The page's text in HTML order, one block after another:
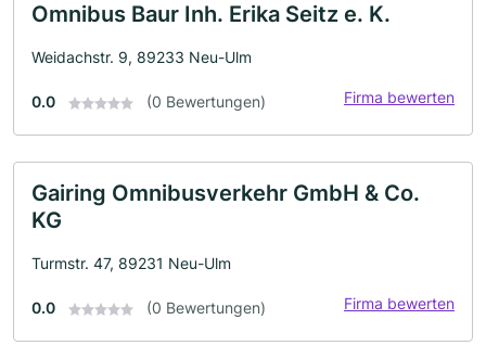
Omnibus Baur Inh. Erika Seitz e. K.
Weidachstr. 9, 89233 Neu-Ulm
0.0 (0 Bewertungen) Firma bewerten
Gairing Omnibusverkehr GmbH & Co.
KG
Turmstr. 47, 89231 Neu-Ulm
0.0 (0 Bewertungen) Firma bewerten